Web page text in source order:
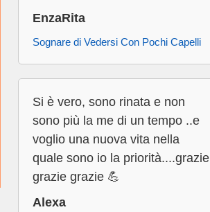
EnzaRita
Sognare di Vedersi Con Pochi Capelli
Si è vero, sono rinata e non
sono più la me di un tempo ..e
voglio una nuova vita nella
quale sono io la priorità....grazie
grazie grazie 💪
Alexa